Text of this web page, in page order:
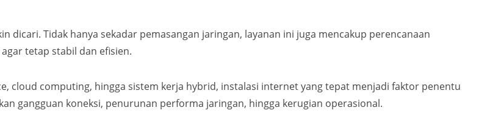
dicari. Tidak hanya sekadar pemasangan jaringan, layanan ini juga mencakup perencanaan
tetap stabil dan efisien.
cloud computing, hingga sistem kerja hybrid, instalasi internet yang tepat menjadi faktor penentu
gangguan koneksi, penurunan performa jaringan, hingga kerugian operasional.